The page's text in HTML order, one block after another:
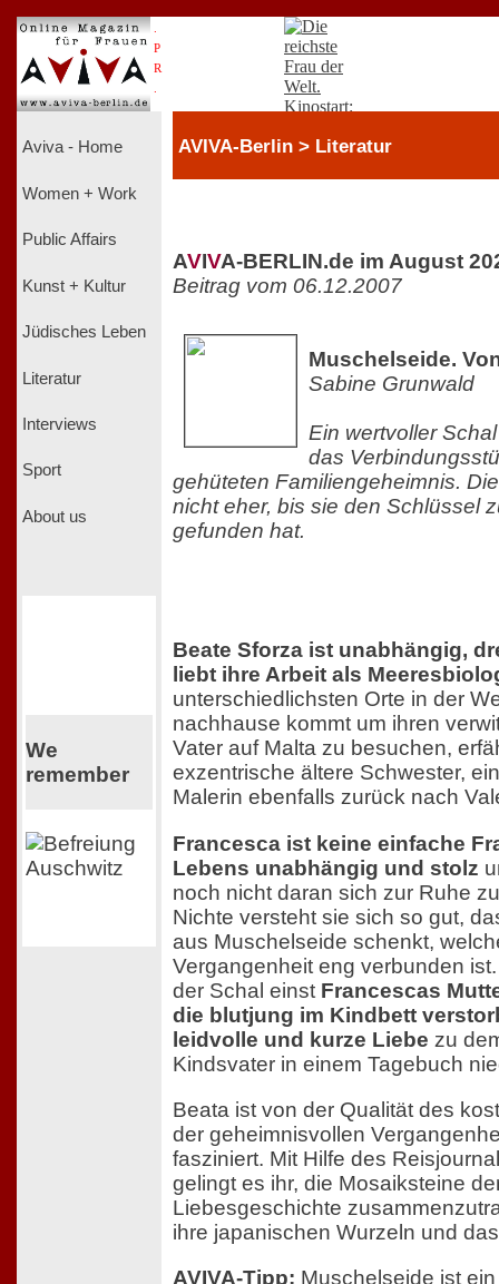
P
R
Aviva - Home
Women + Work
Public Affairs
Kunst + Kultur
Jüdisches Leben
Literatur
Interviews
Sport
About us
We
remember
AVIVA-Berlin > Literatur
AVIVA-BERLIN.de im August
Beitrag vom 06.12.2007
Muschelseide.
Sabine Grunwald
Ein wertvoller
das
gehüteten Familiengeheimnis.
nicht eher, bis sie den Schlüssel
gefunden hat.
Beate Sforza ist unabhängig,
liebt ihre Arbeit als
unterschiedlichsten Orte in der
nachhause kommt um ihren
Vater auf Malta zu besuchen,
exzentrische ältere Schwester,
Malerin ebenfalls zurück nach
Francesca ist keine einfache
Lebens unabhängig und stolz
noch nicht daran sich zur Ruhe
Nichte versteht sie sich so gut,
aus Muschelseide schenkt,
Vergangenheit eng verbunden
der Schal einst Francescas
die blutjung im Kindbett
leidvolle und kurze Liebe zu
Kindsvater in einem Tagebuch
Beata ist von der Qualität des
der geheimnisvollen
fasziniert. Mit Hilfe des
gelingt es ihr, die Mosaiksteine
Liebesgeschichte
ihre japanischen Wurzeln und
AVIVA-Tipp: Muschelseide ist